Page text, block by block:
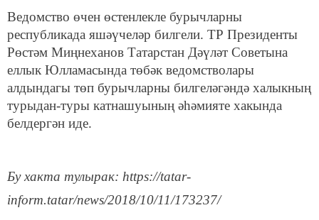
Ведомство өчен өстенлекле бурычларны
республикада яшәүчеләр билгели. ТР Президенты
Рөстәм Миңнеханов Татарстан Дәүләт Советына
еллык Юлламасында төбәк ведомстволары
алдындагы төп бурычларны билгеләгәндә халыкның
турыдан-туры катнашуының әһәмияте хакында
белдергән иде.
Бу хакта тулырак: https://tatar-
inform.tatar/news/2018/10/11/173237/